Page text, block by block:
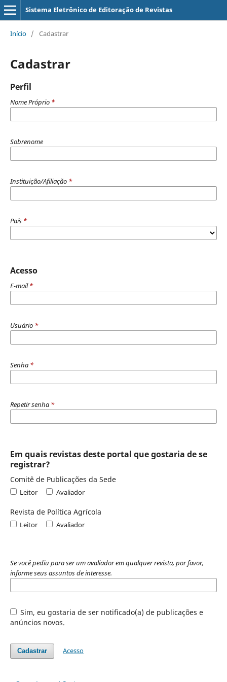
Sistema Eletrônico de Editoração de Revistas
Início / Cadastrar
Cadastrar
Perfil
Nome Próprio *
Sobrenome
Instituição/Afiliação *
País *
Acesso
E-mail*
Usuário *
Senha *
Repetir senha *
Em quais revistas deste portal que gostaria de se
registrar?
Comitê de Publicações da Sede
Leitor Avaliador
Revista de Política Agrícola
Leitor Avaliador
Se você pediu para ser um avaliador em qualquer revista, por favor,
informe seus assuntos de interesse.
Sim, eu gostaria de ser notificado(a) de publicações e
anúncios novos.
Cadastrar Acesso